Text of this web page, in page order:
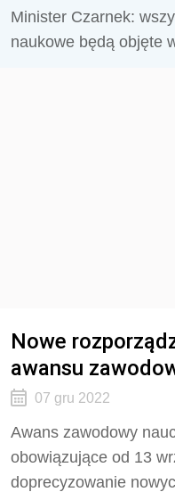
Minister Czarnek:
naukowe będą objęte
Nowe
awansu
07 gru 2022
Awans zawodowy
obowiązujące od 13
doprecyzowanie